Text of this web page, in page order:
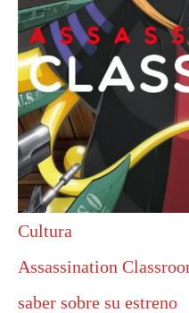
Cultura
Assassination
saber sobre su estreno